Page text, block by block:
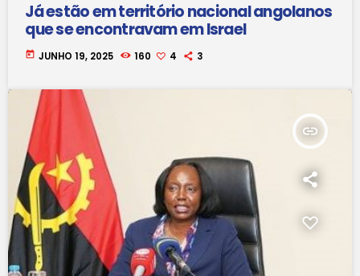
Já estão em território nacional angolanos
que se encontravam em Israel
today JUNHO 19, 2025 160 4 3
insert_link